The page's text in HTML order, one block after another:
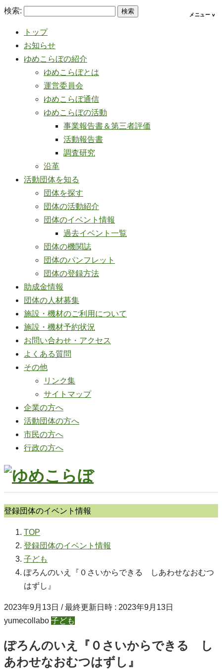
検索:
トップ
お知らせ
ゆめこらぼの紹介
ゆめこらぼとは
運営委員会
ゆめこらぼ通信
ゆめこらぼの活動
事業報告書＆第三者評価
活動報告書
調査研究
沿革
活動団体を知る
団体を探す
団体の活動紹介
団体のイベント情報
過去イベント一覧
団体の機関誌
団体のパンフレット
団体の登録方法
助成金情報
団体の人材募集
施設・機材のご利用について
施設・機材予約状況
お問い合わせ・アクセス
よくある質問
その他
リンク集
サイトマップ
企業の方へ
活動団体の方へ
市民の方へ
行政の方へ
登録団体のイベント情報
TOP
登録団体のイベント情報
子ども
ぽろんのいえ『０さいからできる しあわせなおむつ
はずし』
2023年9月13日 / 最終更新日時 : 2023年9月13日
yumecollabo 子ども
ぽろんのいえ『０さいからできる し
あわせなおむつはずし』